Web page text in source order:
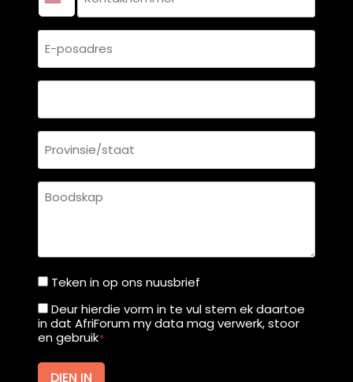
posadres
Provinsie/staat
Boodskap
Teken
in
op
ons
nuusbrief
Teken in op ons nuusbrief
Deur
hierdie
Deur hierdie vorm in te vul stem ek daartoe
in dat AfriForum my data mag verwerk, stoor
en gebruik*
DIEN IN